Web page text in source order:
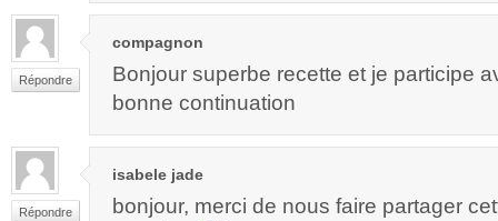
Répondre
compagnon
Bonjour superbe recette et je participe
bonne continuation
Répondre
isabele jade
bonjour, merci de nous faire partager